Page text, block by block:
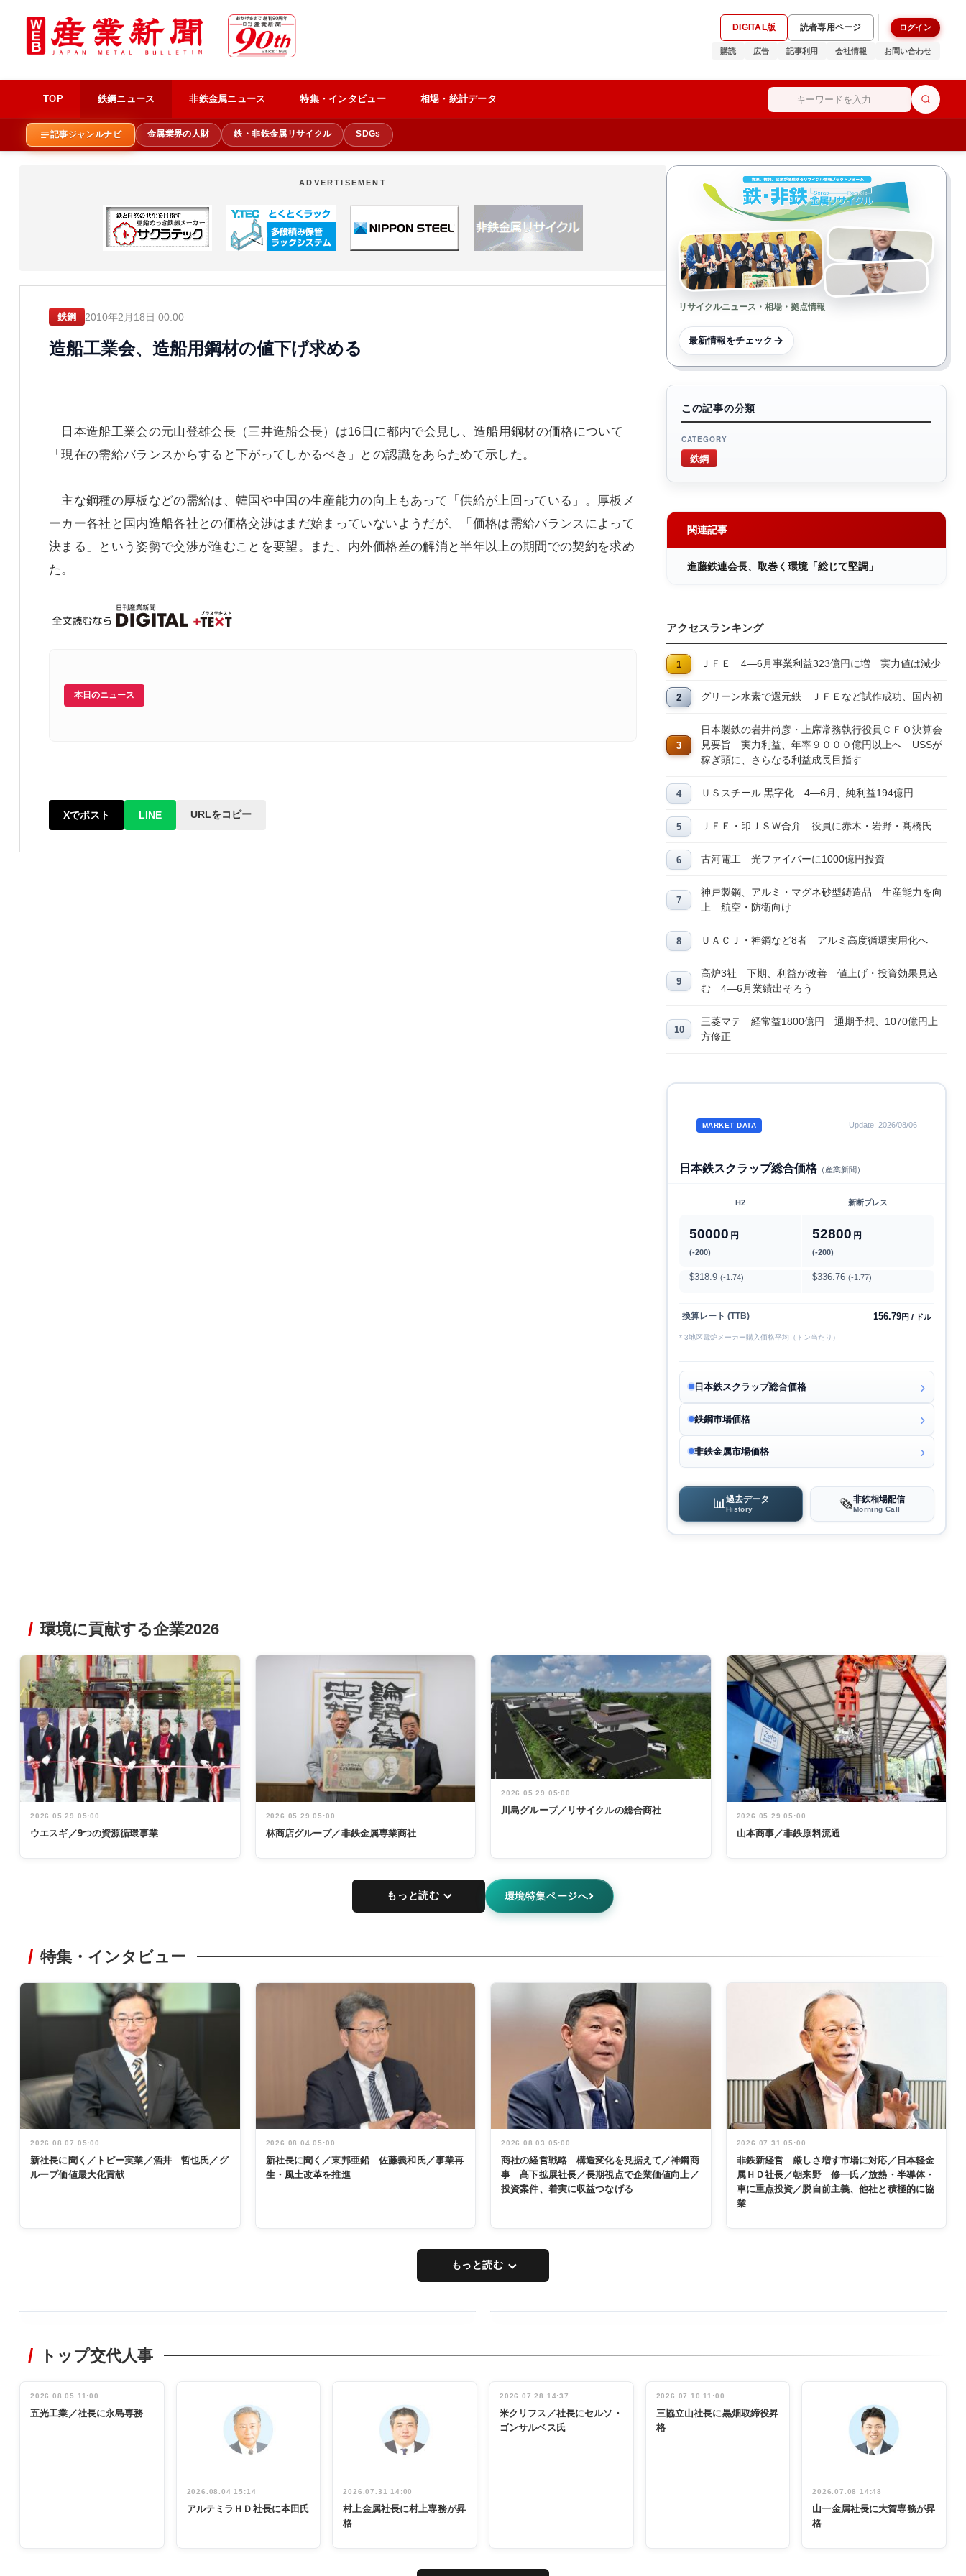
DIGITAL版 読者専用ページ ログイン
購読 広告 記事利用 会社情報 お問い合わせ
TOP 鉄鋼ニュース 非鉄金属ニュース 特集・インタビュー 相場・統計データ
記事ジャンルナビ 金属業界の人財 鉄・非鉄金属リサイクル SDGs
ADVERTISEMENT
鉄鋼 2010年2月18日 00:00
造船工業会、造船用鋼材の値下げ求める
日本造船工業会の元山登雄会長（三井造船会長）は16日に都内で会見し、造船用鋼材の価格について
「現在の需給バランスからすると下がってしかるべき」との認識をあらためて示した。
主な鋼種の厚板などの需給は、韓国や中国の生産能力の向上もあって「供給が上回っている」。厚板メ
ーカー各社と国内造船各社との価格交渉はまだ始まっていないようだが、「価格は需給バランスによって
決まる」という姿勢で交渉が進むことを要望。また、内外価格差の解消と半年以上の期間での契約を求め
た。
本日のニュース
Xでポスト LINE URLをコピー
リサイクルニュース・相場・拠点情報
最新情報をチェック
この記事の分類
CATEGORY
鉄鋼
関連記事
進藤鉄連会長、取巻く環境「総じて堅調」
アクセスランキング
ＪＦＥ 4―6月事業利益323億円に増 実力値は減少
グリーン水素で還元鉄 ＪＦＥなど試作成功、国内初
日本製鉄の岩井尚彦・上席常務執行役員ＣＦＯ決算会
見要旨 実力利益、年率９０００億円以上へ USSが
稼ぎ頭に、さらなる利益成長目指す
ＵＳスチール 黒字化 4―6月、純利益194億円
ＪＦＥ・印ＪＳＷ合弁 役員に赤木・岩野・髙橋氏
古河電工 光ファイバーに1000億円投資
神戸製鋼、アルミ・マグネ砂型鋳造品 生産能力を向
上 航空・防衛向け
ＵＡＣＪ・神鋼など8者 アルミ高度循環実用化へ
高炉3社 下期、利益が改善 値上げ・投資効果見込
む 4―6月業績出そろう
三菱マテ 経常益1800億円 通期予想、1070億円上
方修正
MARKET DATA Update: 2026/08/06
日本鉄スクラップ総合価格（産業新聞）
H2 新断プレス
50000 円
(-200)
52800 円
(-200)
$318.9 (-1.74) $336.76 (-1.77)
換算レート (TTB) 156.79円 / ドル
* 3地区電炉メーカー購入価格平均（トン当たり）
日本鉄スクラップ総合価格
鉄鋼市場価格
非鉄金属市場価格
📊 過去データ
History 🗞️非鉄相場配信
Morning Call
環境に貢献する企業2026
2026.05.29 05:00
ウエスギ／9つの資源循環事業
2026.05.29 05:00
林商店グループ／非鉄金属専業商社
2026.05.29 05:00
川島グループ／リサイクルの総合商社
2026.05.29 05:00
山本商事／非鉄原料流通
もっと読む 環境特集ページへ
特集・インタビュー
2026.08.07 05:00
新社長に聞く／トピー実業／酒井 哲也氏／グ
ループ価値最大化貢献
2026.08.04 05:00
新社長に聞く／東邦亜鉛 佐藤義和氏／事業再
生・風土改革を推進
2026.08.03 05:00
商社の経営戦略 構造変化を見据えて／神鋼商
事 髙下拡展社長／長期視点で企業価値向上／
投資案件、着実に収益つなげる
2026.07.31 05:00
非鉄新経営 厳しさ増す市場に対応／日本軽金
属ＨＤ社長／朝来野 修一氏／放熱・半導体・
車に重点投資／脱自前主義、他社と積極的に協
業
もっと読む
非鉄業界で
管理職編
インタビュ
ー／社内ア
INTERVIEW
念祝う 業界
関係者ら220
人出席
トップ交代人事
2026.08.05 11:00
五光工業／社長に永島専務
2026.08.04 15:14
アルテミラＨＤ社長に本田氏
2026.07.31 14:00
村上金属社長に村上専務が昇
格
2026.07.28 14:37
米クリフス／社長にセルソ・
ゴンサルベス氏
2026.07.10 11:00
三協立山社長に黒畑取締役昇
格
2026.07.08 14:48
山一金属社長に大賀専務が昇
格